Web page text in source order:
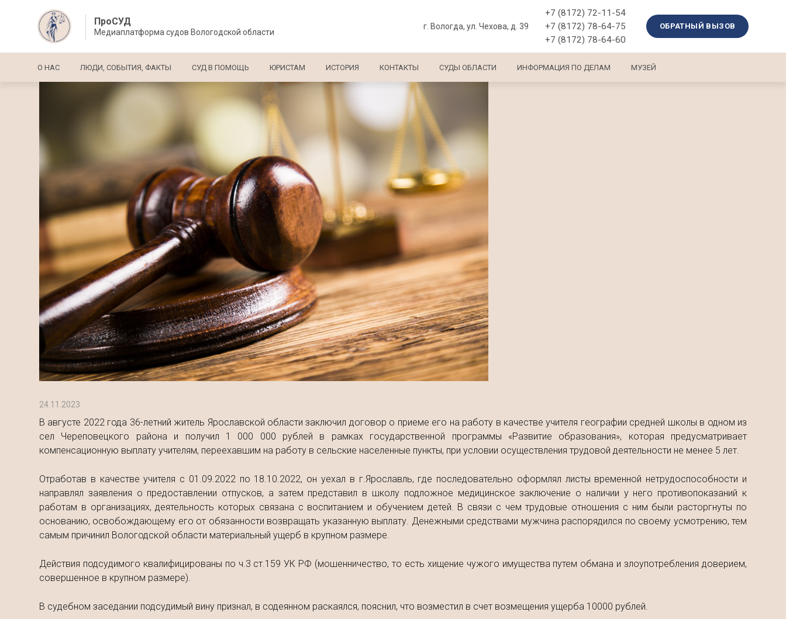
ПроСУД
Медиаплатформа судов Вологодской области
г. Вологда, ул. Чехова, д. 39
+7 (8172) 72-11-54
+7 (8172) 78-64-75
+7 (8172) 78-64-60
ОБРАТНЫЙ ВЫЗОВ
Основная навигация
О НАС ЛЮДИ, СОБЫТИЯ, ФАКТЫ СУД В ПОМОЩЬ ЮРИСТАМ ИСТОРИЯ КОНТАКТЫ СУДЫ ОБЛАСТИ ИНФОРМАЦИЯ ПО ДЕЛАМ МУЗЕЙ
24.11.2023
В августе 2022 года 36-летний житель Ярославской области заключил договор о приеме его на работу в качестве учителя географии средней школы в одном из
сел Череповецкого района и получил 1 000 000 рублей в рамках государственной программы «Развитие образования», которая предусматривает
компенсационную выплату учителям, переехавшим на работу в сельские населенные пункты, при условии осуществления трудовой деятельности не менее 5 лет.
Отработав в качестве учителя с 01.09.2022 по 18.10.2022, он уехал в г.Ярославль, где последовательно оформлял листы временной нетрудоспособности и
направлял заявления о предоставлении отпусков, а затем представил в школу подложное медицинское заключение о наличии у него противопоказаний к
работам в организациях, деятельность которых связана с воспитанием и обучением детей. В связи с чем трудовые отношения с ним были расторгнуты по
основанию, освобождающему его от обязанности возвращать указанную выплату. Денежными средствами мужчина распорядился по своему усмотрению, тем
самым причинил Вологодской области материальный ущерб в крупном размере.
Действия подсудимого квалифицированы по ч.3 ст.159 УК РФ (мошенничество, то есть хищение чужого имущества путем обмана и злоупотребления доверием,
совершенное в крупном размере).
В судебном заседании подсудимый вину признал, в содеянном раскаялся, пояснил, что возместил в счет возмещения ущерба 10000 рублей.